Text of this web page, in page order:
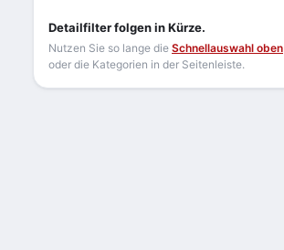
Detailfilter folgen in Kürze.
Nutzen Sie so lange die Schnellauswahl oben
oder die Kategorien in der Seitenleiste.